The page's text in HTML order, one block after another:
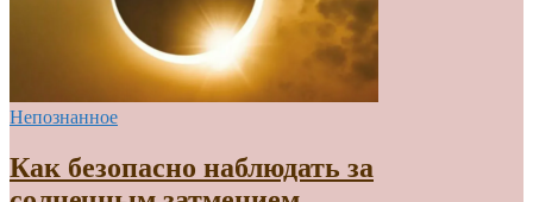
Непознанное
Как безопасно наблюдать за